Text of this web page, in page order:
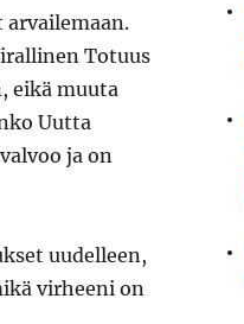
arvailemaan.
Totuus
eikä muuta
Uutta
ja on
uudelleen,
virheeni on